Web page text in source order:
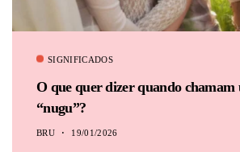
SIGNIFICADOS
O que quer dizer quando chamam
“nugu”?
BRU 19/01/2026